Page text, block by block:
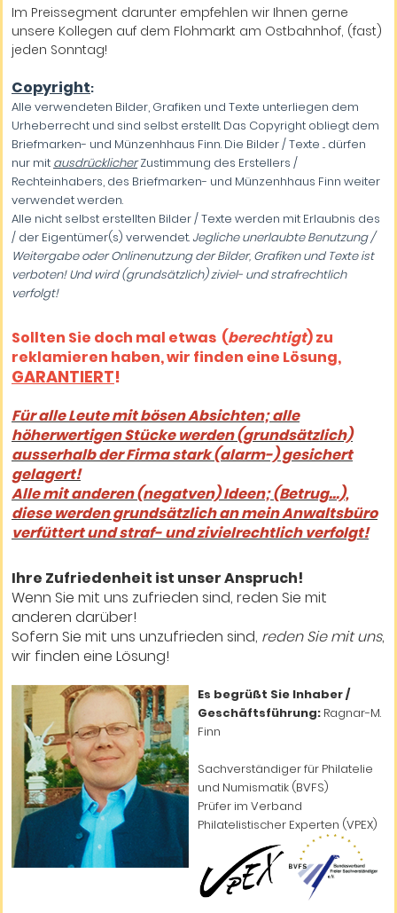
Im Preissegment darunter empfehlen wir Ihnen gerne
unsere Kollegen auf dem Flohmarkt am Ostbahnhof, (fast)
jeden Sonntag!
Copyright:
Alle verwendeten Bilder, Grafiken und Texte unterliegen dem
Urheberrecht und sind selbst erstellt. Das Copyright obliegt dem
Briefmarken- und Münzenhhaus Finn. Die Bilder / Texte ... dürfen
nur mit ausdrücklicherZustimmung des Erstellers /
Rechteinhabers, des Briefmarken- und Münzenhhaus Finn weiter
verwendet werden.
Alle nicht selbst erstellten Bilder / Texte werden mit Erlaubnis des
/ der Eigentümer(s) verwendet. Jegliche unerlaubte Benutzung /
Weitergabe oder Onlinenutzung der Bilder, Grafiken und Texte ist
verboten! Und wird (grundsätzlich) ziviel- und strafrechtlich
verfolgt!
Sollten Sie doch mal etwas (berechtigt) zu
reklamieren haben, wir finden eine Lösung,
GARANTIERT!
Für alle Leute mit bösen Absichten; alle
höherwertigen Stücke werden (grundsätzlich)
ausserhalb der Firma stark (alarm-) gesichert
gelagert!
Alle mit anderen (negatven) Ideen; (Betrug...),
diese werden grundsätzlich an mein Anwaltsbüro
verfüttert und straf- und zivielrechtlich verfolgt!
Ihre Zufriedenheit ist unser Anspruch!
Wenn Sie mit uns zufrieden sind, reden Sie mit
anderen darüber!
Sofern Sie mit uns unzufrieden sind, reden Sie mit uns,
wir finden eine Lösung!
Es begrüßt Sie Inhaber /
Geschäftsführung: Ragnar-M.
Finn
Sachverständiger für Philatelie
und Numismatik (BVFS)
Prüfer im Verband
Philatelistischer Experten (VPEX)